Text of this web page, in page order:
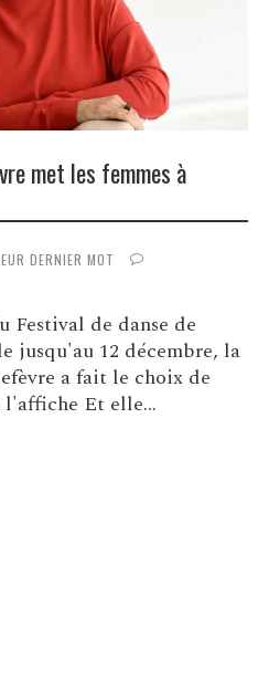
met les femmes à
DERNIER MOT
Festival de danse de
jusqu'au 12 décembre, la
a fait le choix de
Et elle...